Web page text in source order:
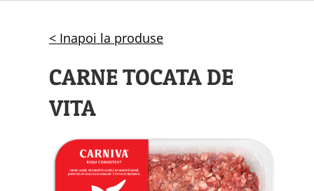
< Inapoi la produse
CARNE TOCATA DE
VITA